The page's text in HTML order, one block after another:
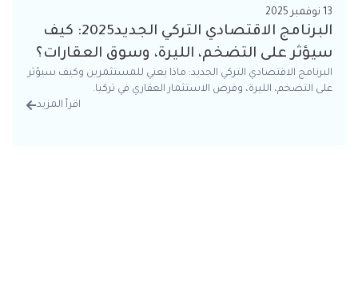
13 نوفمبر 2025
البرنامج الاقتصادي التركي الجديد2025: كيف
سيؤثر على التضخم، الليرة، وسوق العقارات؟
البرنامج الاقتصادي التركي الجديد: ماذا يعني للمستثمرين وكيف سيؤثر
على التضخم، الليرة، وفرص الاستثمار العقاري في تركيا.
اقرأ المزيد